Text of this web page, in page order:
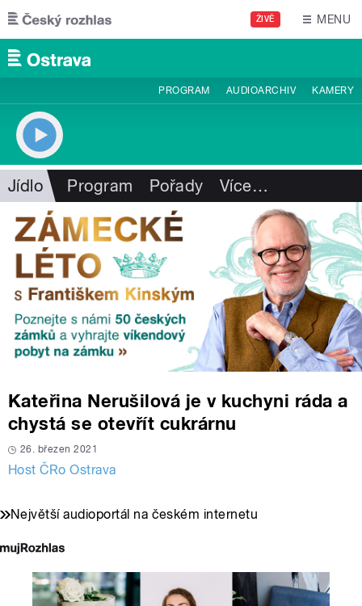
Přejít k hlavnímu obsahu
ŽIVĚ MENU
PROGRAM AUDIOARCHIV KAMERY
Jídlo Program Pořady Více…
Kateřina Nerušilová je v kuchyni ráda a
chystá se otevřít cukrárnu
26. březen 2021
Host ČRo Ostrava
Největší audioportál na českém internetu